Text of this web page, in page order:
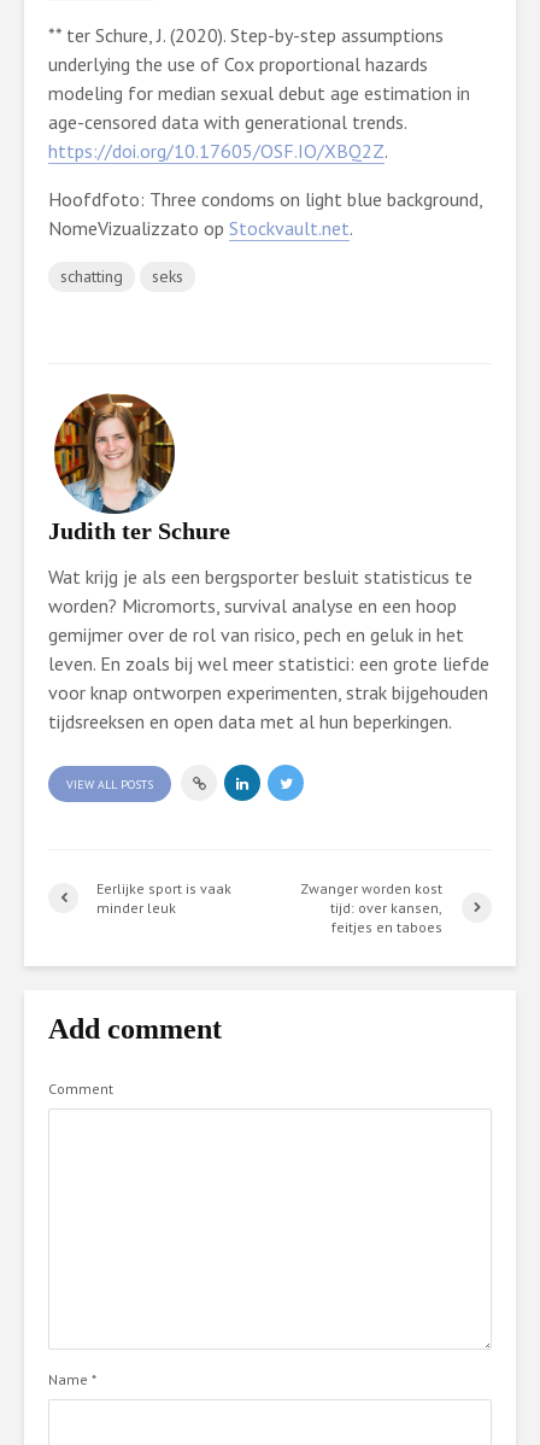
** ter Schure, J. (2020). Step-by-step assumptions
underlying the use of Cox proportional hazards
modeling for median sexual debut age estimation in
age-censored data with generational trends.
https://doi.org/10.17605/OSF.IO/XBQ2Z.
Hoofdfoto: Three condoms on light blue background,
NomeVizualizzato op Stockvault.net.
schatting seks
Judith ter Schure
Wat krijg je als een bergsporter besluit statisticus te
worden? Micromorts, survival analyse en een hoop
gemijmer over de rol van risico, pech en geluk in het
leven. En zoals bij wel meer statistici: een grote liefde
voor knap ontworpen experimenten, strak bijgehouden
tijdsreeksen en open data met al hun beperkingen.
VIEW ALL POSTS
Eerlijke sport is vaak
minder leuk
Zwanger worden kost
tijd: over kansen,
feitjes en taboes
Add comment
Comment
Name *